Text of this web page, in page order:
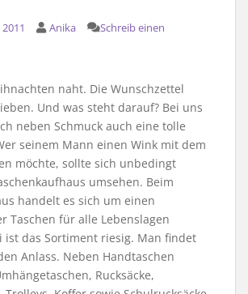
Anika
Schreib einen
naht. Die Wunschzettel
Und was steht darauf? Bei uns
neben Schmuck auch eine tolle
seinem Mann einen Wink mit dem
möchte, sollte sich unbedingt
umsehen. Beim
handelt es sich um einen
Taschen für alle Lebenslagen
ist das Sortiment riesig. Man findet
Anlass. Neben Handtaschen
Rucksäcke,